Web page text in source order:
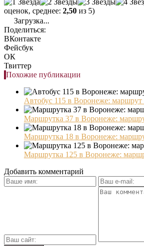
оценок, среднее: 2,50 из 5)
Загрузка...
Поделиться:
ВКонтакте
Фейсбук
ОК
Твиттер
Похожие публикации
Автобус 115 в Воронеже: маршрут
Маршрутка 37 в Воронеже:
Маршрутка 18 в Воронеже:
Маршрутка 125 в Воронеже:
Добавить комментарий